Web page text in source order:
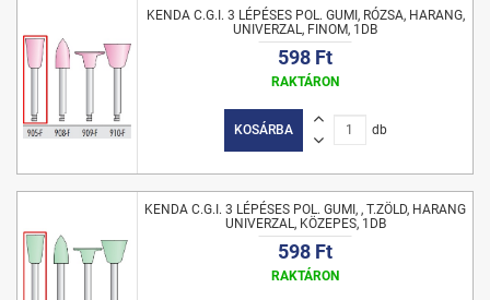
KENDA C.G.I. 3 LÉPÉSES POL. GUMI, RÓZSA, HARANG,
UNIVERZAL, FINOM, 1DB
598 Ft
RAKTÁRON
KOSÁRBA db
KENDA C.G.I. 3 LÉPÉSES POL. GUMI, , T.ZÖLD, HARANG
UNIVERZAL, KÖZEPES, 1DB
598 Ft
RAKTÁRON